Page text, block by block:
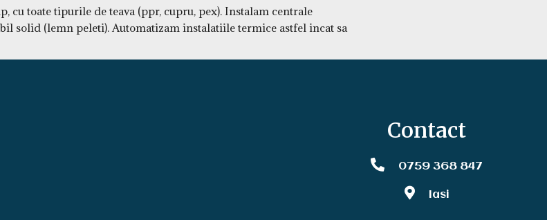
cu toate tipurile de teava (ppr, cupru, pex). Instalam centrale
solid (lemn peleti). Automatizam instalatiile termice astfel incat sa
Contact
0759 368 847
Iasi